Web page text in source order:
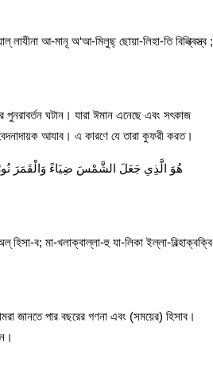
লাযীনা আ-মানূ অ‘আ-মিলুছ্ ছোয়া-লিহা-তি বিল্ক্বিস্ত্ব ;
ঘটান। যারা ঈমান এনেছে এবং সৎকাজ
আযাব। এ কারণে যে তারা কুফরী করত।
هُوَ الَّذِي جَعَلَ الشَّمْسَ ضِيَاءً وَالْقَمَرَ
হিসা-ব; মা-খলাক্বাল্লা-হু যা-লিকা ইল্লা-বিল্হাক্বক্বি
জানতে পার বছরের গণনা এবং (সময়ের) হিসাব।